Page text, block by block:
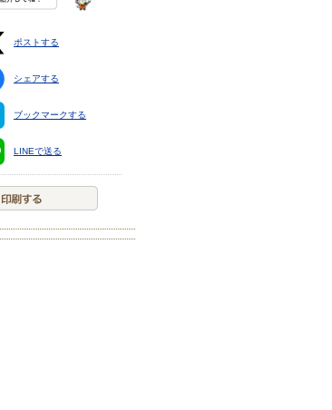
ポストする
シェアする
ブックマークする
LINEで送る